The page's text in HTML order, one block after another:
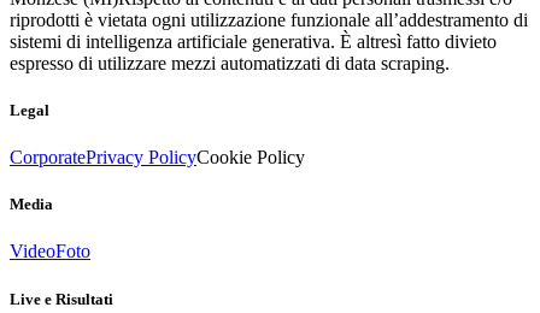
riprodotti è vietata ogni utilizzazione funzionale all’addestramento di
sistemi di intelligenza artificiale generativa. È altresì fatto divieto
espresso di utilizzare mezzi automatizzati di data scraping.
Legal
CorporatePrivacy PolicyCookie Policy
Media
VideoFoto
Live e Risultati